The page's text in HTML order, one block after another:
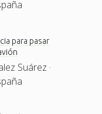
para pasar
Suárez ·